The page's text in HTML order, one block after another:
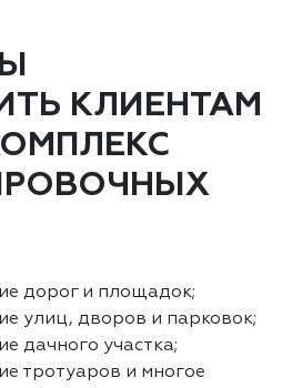
КЛИЕНТАМ
дорог и площадок;
улиц, дворов и парковок;
дачного участка;
тротуаров и многое